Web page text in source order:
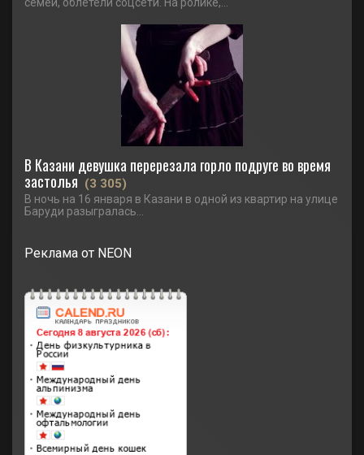
В Казани девушка перерезала горло подруге во время
застолья (3 305)
В ночь на 16 января в Казани в одной из квартир на улице
Баруди разыгралась...
Реклама от NEON